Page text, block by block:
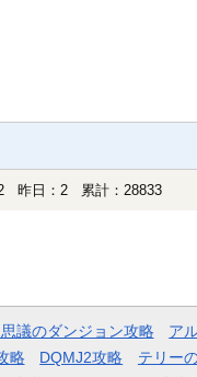
昨日：2 累計：28833
議のダンジョン攻略 ア
略 DQMJ2攻略 テリー